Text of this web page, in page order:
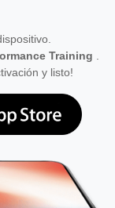
Training
y listo!